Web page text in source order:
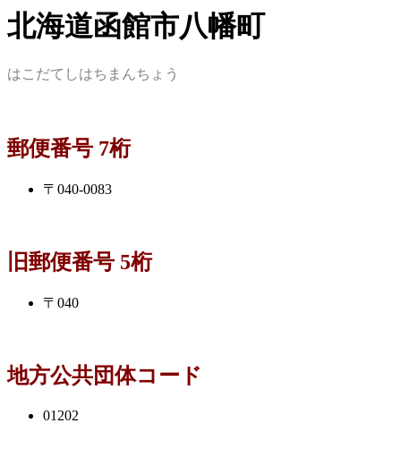
北海道函館市八幡町
はこだてしはちまんちょう
郵便番号 7桁
〒040-0083
旧郵便番号 5桁
〒040
地方公共団体コード
01202